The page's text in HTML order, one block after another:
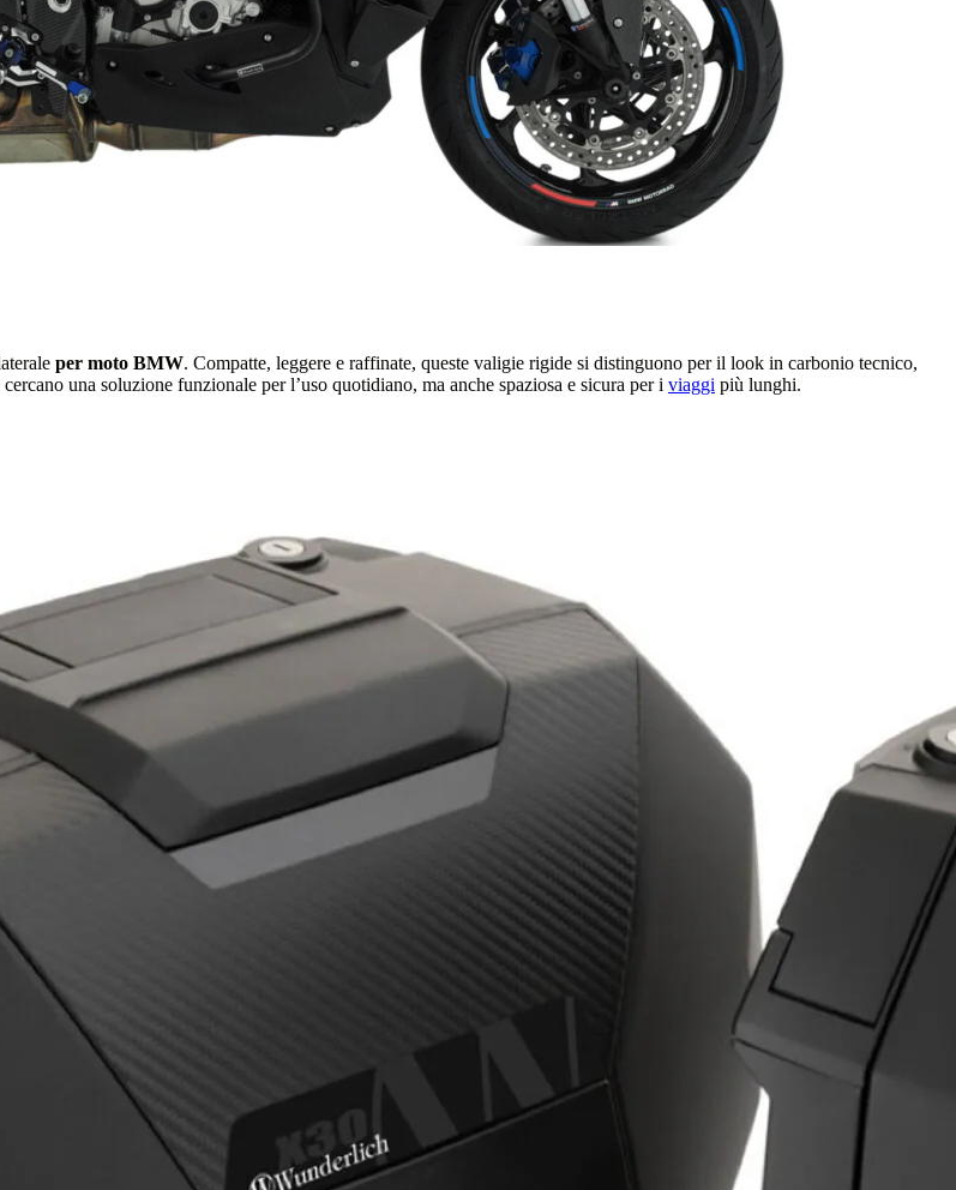
per moto BMW. Compatte, leggere e raffinate, queste valigie rigide si distinguono per il look in carbonio tecnico,
una soluzione funzionale per l’uso quotidiano, ma anche spaziosa e sicura per i viaggi più lunghi.